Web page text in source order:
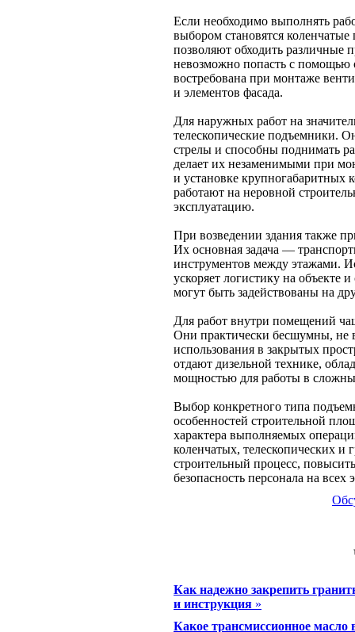
Если необходимо выполнять
выбором становятся
позволяют обходить различные
невозможно попасть с помощью
востребована при монтаже
и элементов фасада.
Для наружных работ на
телескопические подъемники.
стрелы и способны поднимать
делает их незаменимыми при
и установке крупногабаритных
работают на неровной
эксплуатацию.
При возведении здания также
Их основная задача —
инструментов между этажами.
ускоряет логистику на объекте
могут быть задействованы на
Для работ внутри помещений
Они практически бесшумны, не
использования в закрытых
отдают дизельной технике,
мощностью для работы в
Выбор конкретного типа
особенностей строительной
характера выполняемых
коленчатых, телескопических и
строительный процесс,
безопасность персонала на всех
Как надежно закрепить
и инструкция »
Какое трансмиссионное масло